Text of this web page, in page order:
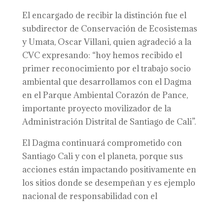
El encargado de recibir la distinción fue el
subdirector de Conservación de Ecosistemas
y Umata, Oscar Villani, quien agradeció a la
CVC expresando: “hoy hemos recibido el
primer reconocimiento por el trabajo socio
ambiental que desarrollamos con el Dagma
en el Parque Ambiental Corazón de Pance,
importante proyecto movilizador de la
Administración Distrital de Santiago de Cali”.
El Dagma continuará comprometido con
Santiago Cali y con el planeta, porque sus
acciones están impactando positivamente en
los sitios donde se desempeñan y es ejemplo
nacional de responsabilidad con el